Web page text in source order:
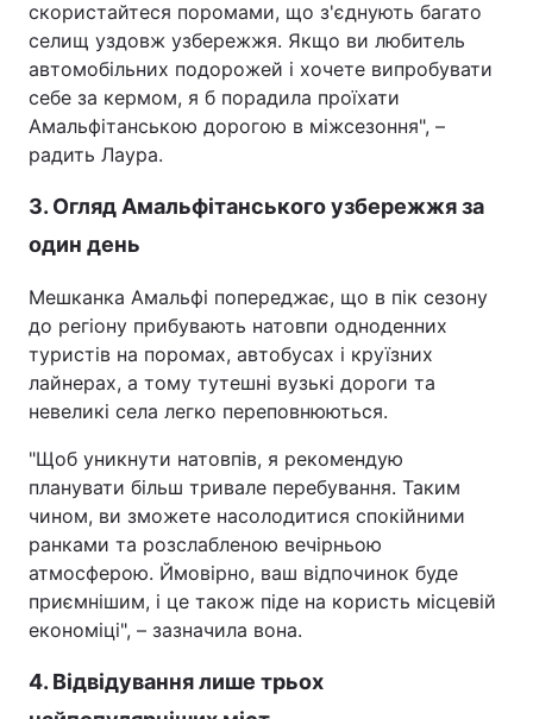
скористайтеся поромами, що з'єднують багато
селищ уздовж узбережжя. Якщо ви любитель
автомобільних подорожей і хочете випробувати
себе за кермом, я б порадила проїхати
Амальфітанською дорогою в міжсезоння", –
радить Лаура.
3. Огляд Амальфітанського узбережжя за
один день
Мешканка Амальфі попереджає, що в пік сезону
до регіону прибувають натовпи одноденних
туристів на поромах, автобусах і круїзних
лайнерах, а тому тутешні вузькі дороги та
невеликі села легко переповнюються.
"Щоб уникнути натовпів, я рекомендую
планувати більш тривале перебування. Таким
чином, ви зможете насолодитися спокійними
ранками та розслабленою вечірньою
атмосферою. Ймовірно, ваш відпочинок буде
приємнішим, і це також піде на користь місцевій
економіці", – зазначила вона.
4. Відвідування лише трьох